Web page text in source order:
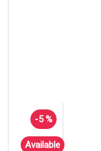
-5 %
Available